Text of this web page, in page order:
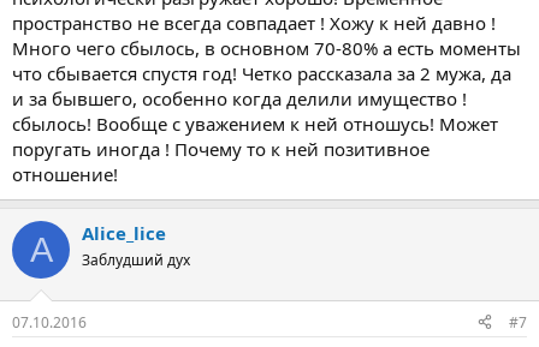
пространство не всегда совпадает ! Хожу к ней давно !
Много чего сбылось, в основном 70-80% а есть моменты
что сбывается спустя год! Четко рассказала за 2 мужа, да
и за бывшего, особенно когда делили имущество !
сбылось! Вообще с уважением к ней отношусь! Может
поругать иногда ! Почему то к ней позитивное
отношение!
A Alice_lice
Заблудший дух
07.10.2016 #7